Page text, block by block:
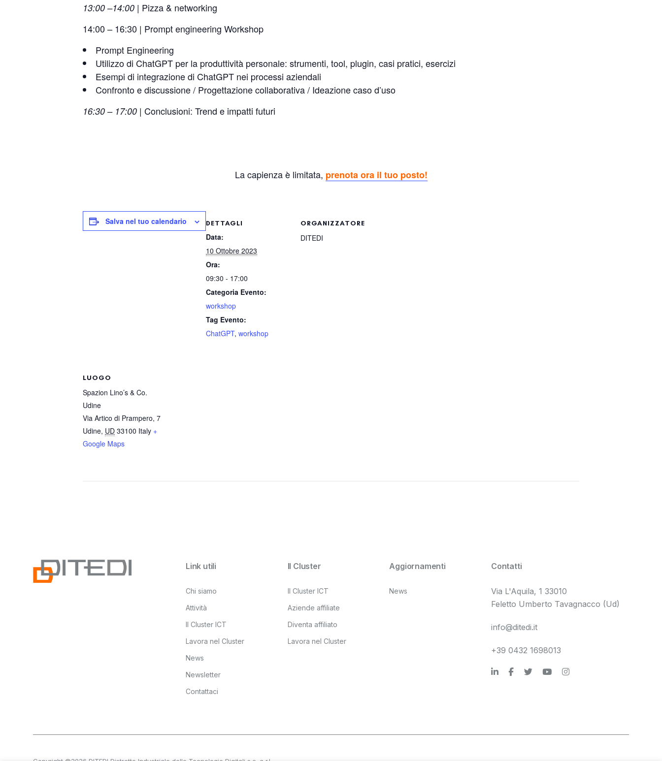
13:00 –14:00 | Pizza & networking
14:00 – 16:30 | Prompt engineering Workshop
Prompt Engineering
Utilizzo di ChatGPT per la produttività personale: strumenti, tool, plugin, casi pratici, esercizi
Esempi di integrazione di ChatGPT nei processi aziendali
Confronto e discussione / Progettazione collaborativa / Ideazione caso d’uso
16:30 – 17:00 | Conclusioni: Trend e impatti futuri
La capienza è limitata, prenota ora il tuo posto!
Salva nel tuo calendario DETTAGLI
Data:
10 Ottobre 2023
Ora:
09:30 - 17:00
Categoria Evento:
workshop
Tag Evento:
ChatGPT, workshop
ORGANIZZATORE
DITEDI
LUOGO
Spazion Lino’s & Co.
Udine
Via Artico di Prampero, 7
Udine, UD 33100 Italy +
Google Maps
Link utili
Chi siamo
Attività
Il Cluster ICT
Lavora nel Cluster
News
Newsletter
Contattaci
Il Cluster
Il Cluster ICT
Aziende affiliate
Diventa affiliato
Lavora nel Cluster
Aggiornamenti
News
Contatti
Via L'Aquila, 1 33010
Feletto Umberto Tavagnacco (Ud)
info@ditedi.it
+39 0432 1698013